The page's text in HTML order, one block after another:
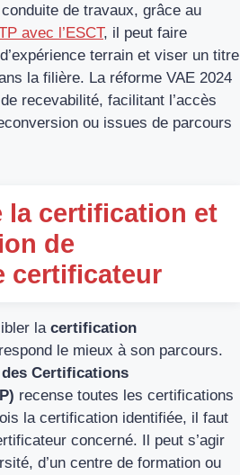
de travaux, grâce au
avec l’ESCT, il peut faire
terrain et viser un titre
la filière. La réforme VAE 2024
recevabilité, facilitant l’accès
ou issues de parcours
la certification et
de
certificateur
la certification
le mieux à son parcours.
Certifications
recense toutes les certifications
la certification identifiée, il faut
concerné. Il peut s’agir
d’un centre de formation ou